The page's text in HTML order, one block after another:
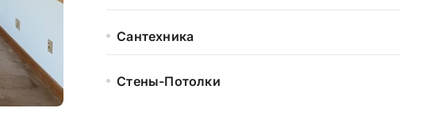
Сантехника
Стены-Потолки